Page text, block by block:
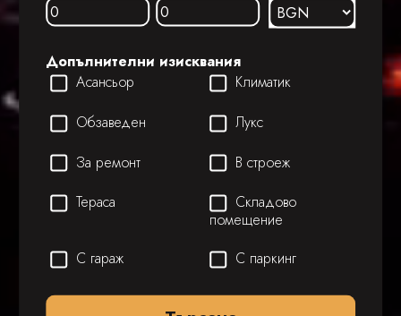
Допълнителни изисквания
Асансьор
Климатик
Обзаведен
Лукс
За ремонт
В строеж
Тераса
Складово
помещение
С гараж
С паркинг